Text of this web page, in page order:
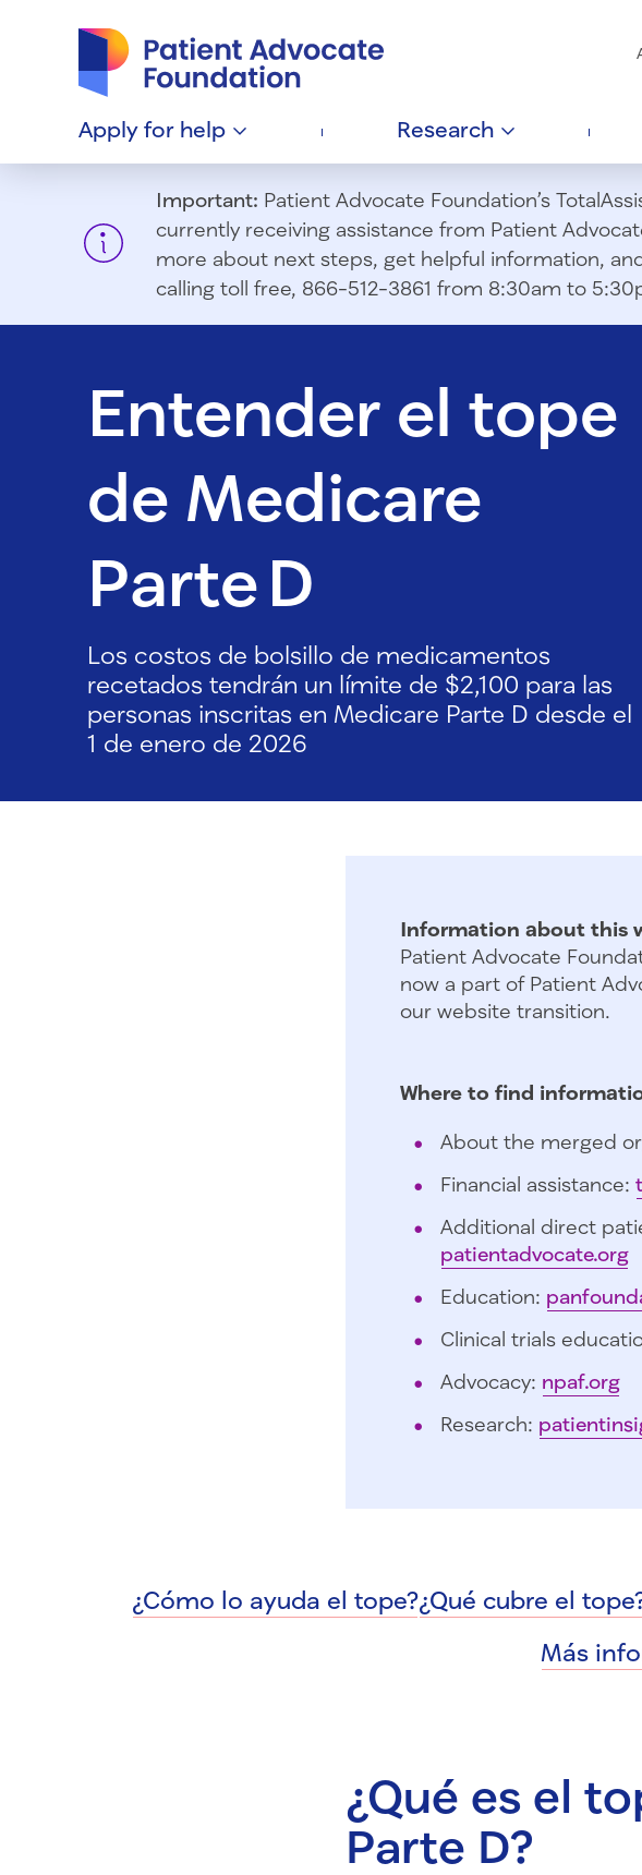
Apply for help Research
Important: Patient Advocate Foundation’s
currently receiving assistance from Patient
more about next steps, get helpful information,
calling toll free, 866-512-3861 from 8:30am to
Entender el tope
de Medicare
Parte D
Los costos de bolsillo de medicamentos
recetados tendrán un límite de $2,100 para las
personas inscritas en Medicare Parte D desde el
1 de enero de 2026
Information about this
Patient Advocate
now a part of Patient
our website transition.
Where to find
About the merged
Financial assistance:
Additional direct
patientadvocate.org
Education:
Clinical trials
Advocacy: npaf.org
Research:
¿Cómo lo ayuda el tope?¿Qué cubre el
Más
¿Qué es el
Parte D?